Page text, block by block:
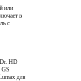
или
в
с
HD
GS
для